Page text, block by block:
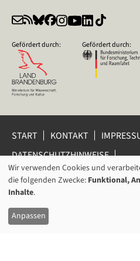
Gefördert durch: Gefördert durch:
START KONTAKT
DATENSCHUTZHINWEISE
DATENSCHUTZ-EINSTELLUNGEN
HINWEISGEBERSCHUTZ
(ZZF) e.V.
VERWENDUNG
VON
DATEN
Wir verwenden Cookies und
die folgenden Zwecke: Funktional,
Inhalte.
Anpassen